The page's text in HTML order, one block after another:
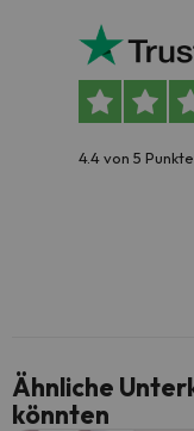
4.4 von 5
Ähnliche
könnten